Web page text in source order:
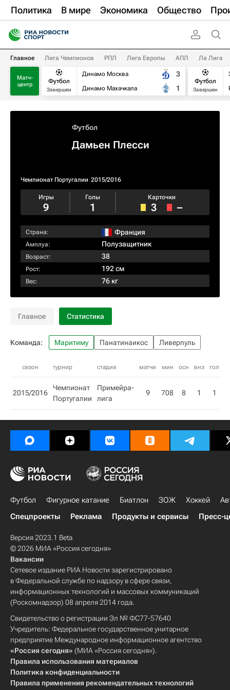
Политика В мире Экономика Общество
Главное Лига Чемпионов РПЛ Лига Европы АПЛ Ла Лига
Матч-
центр
Футбол
Завершен
Динамо Москва
Динамо Махачкала
3
1
Футбол
Завершен
Футбол
Дамьен Плесси
Чемпионат Португалии 2015/2016
Игры
9
Голы
1
Карточки
3 –
Страна: Франция
Амплуа: Полузащитник
Возраст: 38
Рост: 192 см
Вес: 76 кг
Главное Статистика
Команда: Маритиму Панатинаикос Ливерпуль
сезон турнир стадия матчи мин осн внз гол
2015/2016
Чемпионат
Португалии
Примейра-
лига
9 708 8 1 1
Футбол Фигурное катание Биатлон ЗОЖ Хоккей
Спецпроекты
Реклама Продукты и сервисы Пресс-
Версия 2023.1 Beta
© 2026 МИА «Россия сегодня»
Вакансии
Сетевое издание РИА Новости зарегистрировано
в Федеральной службе по надзору в сфере связи,
информационных технологий и массовых коммуникаций
(Роскомнадзор) 08 апреля 2014 года.
Свидетельство о регистрации Эл № ФС77-57640
Учредитель: Федеральное государственное унитарное
предприятие Международное информационное агентство
«Россия сегодня» (МИА «Россия сегодня»).
Правила использования материалов
Политика конфиденциальности
Правила применения рекомендательных технологий